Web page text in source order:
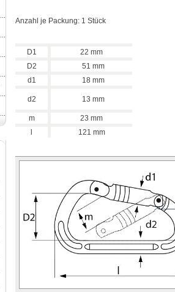
Anzahl je Packung: 1 Stück
D1
22 mm
D2
51 mm
d1
18 mm
d2 13 mm
m
23 mm
121 mm